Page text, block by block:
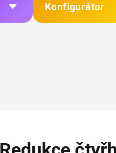
Konfigurátor